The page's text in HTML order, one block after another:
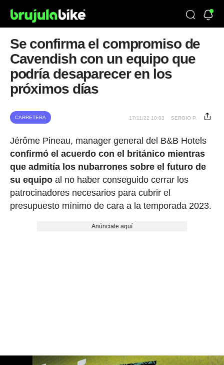
Se confirma el compromiso de
Cavendish con un equipo que
podría desaparecer en los
próximos días
CARRETERA 17/11/22 10:03 SERGIO P.
Jérôme Pineau, manager general del B&B Hotels
confirmó el acuerdo con el británico mientras
que admitía los nubarrones sobre el futuro de
su equipoal no haber conseguido cerrar los
patrocinadores necesarios para cubrir el
presupuesto mínimo de cara a la temporada 2023.
Anúnciate aquí